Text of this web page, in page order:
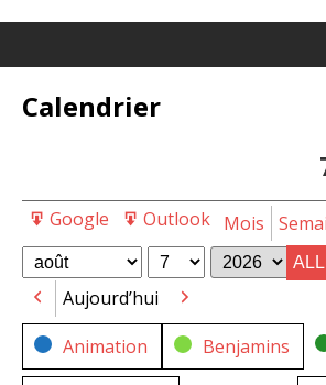
Calendrier
Export
for
Google
Export
for
Outlook Mois
Mois
Jour
Année
Précédent
Aujourd’hui Suivant
Catégories
Animation Benjamins